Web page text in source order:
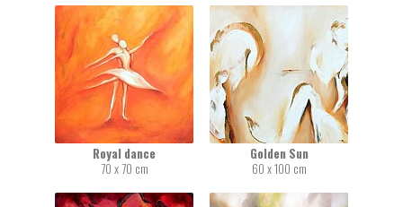
Royal dance
70 x 70 cm
Golden Sun
60 x 100 cm